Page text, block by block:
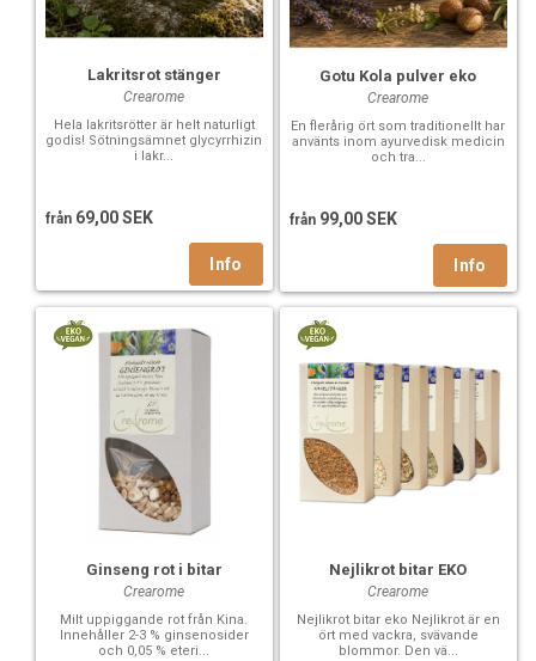
Lakritsrot stänger
Crearome
Hela lakritsrötter är helt naturligt
godis! Sötningsämnet glycyrrhizin
i lakr...
från 69,00 SEK
Gotu Kola pulver eko
Crearome
En flerårig ört som traditionellt har
använts inom ayurvedisk medicin
och tra...
från 99,00 SEK
Ginseng rot i bitar
Crearome
Milt uppiggande rot från Kina.
Innehåller 2-3 % ginsenosider
och 0,05 % eteri...
Nejlikrot bitar EKO
Crearome
Nejlikrot bitar eko Nejlikrot är en
ört med vackra, svävande
blommor. Den vä...